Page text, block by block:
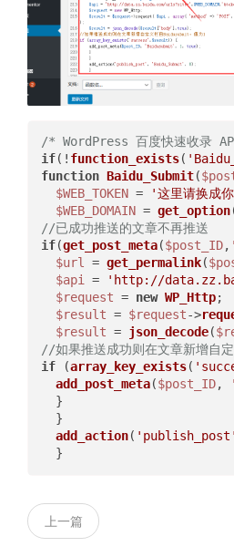
/* WordPress 百度快速收录
if(! function_exists(
function Baidu_Submit(
$WEB_TOKEN =
'这里请换成
$WEB_DOMAIN = get_option
//已成功推送的文章不再推送
if(get_post_meta($post_ID,
$url = get_permalink(
$api = 'http://
$request = new WP_Http;
$result = $request->
$result = json_decode(
//如果推送成功则在文章新增自
if (array_key_exists(
add_post_meta($post_ID,
  }
  }
add_action( 'publish_post'
上一篇